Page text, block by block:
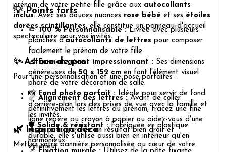
prénom de votre petite fille grâce aux autocollants
inclus. Avec ses douces nuances rose bébé et ses étoiles
dorées scintillantes, elle constitue un panneau d'accueil
spectaculaire pour vos invités.
💡 Points forts
✏️ 100 % Personnalisable :Livrée avec plusieurs
planches d'autocollants de lettres pour composer
facilement le prénom de votre fille.
📐Format géant impressionnant : Ses dimensions
généreuses de 50 x 152 cm en font l'élément visuel
phare de votre décoration de salle.
📸 Fond photo parfait : Idéale pour servir de fond
d'arrière-plan lors des prises de vue avec la famille et
les invités.
🛡️ Solide & résistant :Fabriquée en plastique
durable, elle s'utilise aussi bien en intérieur qu'en
extérieur.
✨ Astuce de pro
Pour une personnalisation et une pose parfaites :
📏 Alignement des lettres :Avant de coller
définitivement les lettres du prénom, tracez une fine
ligne repère au crayon à papier ou aidez-vous d'une
règle pour garantir un résultat bien droit et
harmonieux.
🌿 Inspiration déco
Mettez votre bannière personnalisée au cœur de votre